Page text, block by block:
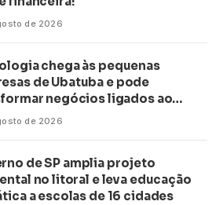
de 2026
chega às pequenas
de Ubatuba e pode
negócios ligados ao
no litoral
de 2026
de SP amplia projeto
no litoral e leva educação
a escolas de 16 cidades